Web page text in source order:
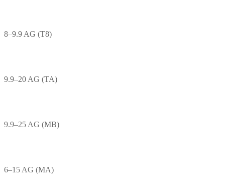
8–9.9 AG (T8)
9.9–20 AG (TA)
9.9–25 AG (MB)
6–15 AG (MA)